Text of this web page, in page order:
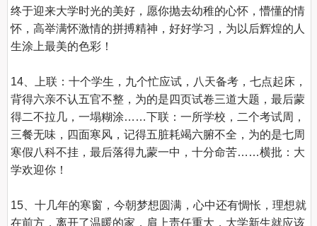
终于迎来大学时光的美好，愿你抛去幼稚的心怀，懵懂的情
怀，高举满怀激情的拼搏精神，好好学习，为以后辉煌的人
生涂上最美的色彩！
14、上联：十个学生，九个忙应试，八天备考，七点起床，
背得六亲不认五官不整，为的是四页试卷三道大题，最后蒙
得二不拉几，一塌糊涂……下联：一所学校，二个考试周，
三餐无味，四面寒风，记得五脏耗竭六腑不全，为的是七周
寒假八科不挂，最后落得九蒙一中，十分命苦……横批：大
学欢迎你！
15、十几年的寒窗，今朝梦想圆满，心中还有惆怅，理想就
在前方，离开了温暖的家，肩上责任重大，大学新生就应该